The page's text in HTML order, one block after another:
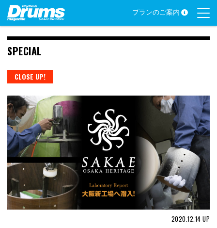
Skip
content
プランのご案内
SPECIAL
CLOSE UP!
2020.12.14 UP